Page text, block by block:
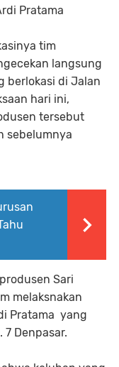
Pratama
tim
langsung
berlokasi di Jalan
hari ini,
tersebut
sebelumnya
Sari
melaksnakan
Pratama yang
Denpasar.